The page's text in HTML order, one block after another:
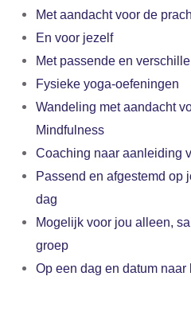
Met aandacht voor de
En voor jezelf
Met passende en
Fysieke yoga-oefeningen
Wandeling met aandacht
Mindfulness
Coaching naar aanleiding
Passend en afgestemd op
dag
Mogelijk voor jou alleen,
groep
Op een dag en datum naar